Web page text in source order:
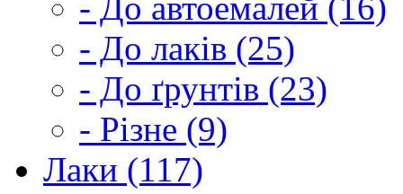
- До лаків (25)
- До ґрунтів (23)
- Різне (9)
Лаки (117)